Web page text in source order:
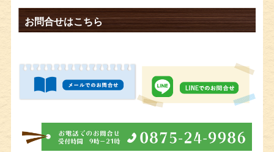
お問合せはこちら